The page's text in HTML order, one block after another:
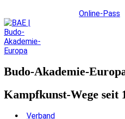
Online-Pass
Budo-Akademie-
Kampfkunst-Wege seit
Verband